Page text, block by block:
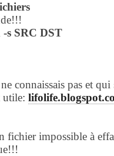
-s SRC DST
connaissais pas et
utile:
fichier impossible à